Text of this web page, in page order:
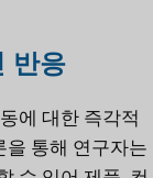
반응
에 대한 즉각적
을 통해 연구자는